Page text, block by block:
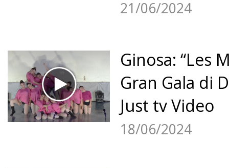
21/06/2024
Ginosa: “Les
Gran Gala di
Just tv Video
18/06/2024